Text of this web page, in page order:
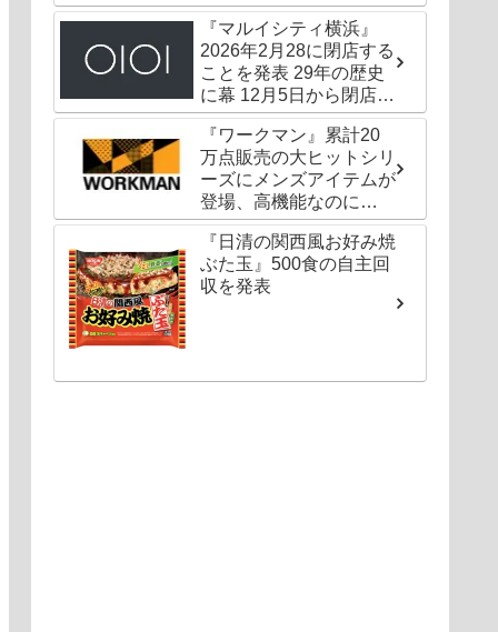
『マルイシティ横浜』
2026年2月28に閉店する
ことを発表 29年の歴史
に幕 12月5日から閉店セ
ールも
『ワークマン』累計20
万点販売の大ヒットシリ
ーズにメンズアイテムが
登場、高機能なのに
1000円以下〜の圧倒的
コスパ
『日清の関西風お好み焼
ぶた玉』500食の自主回
収を発表